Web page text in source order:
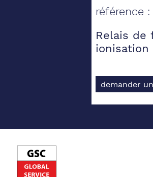
référence :
Relais de
ionisation
demander